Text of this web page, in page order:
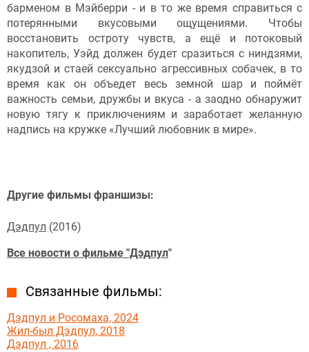
барменом в Мэйберри - и в то же время справиться с
потерянными вкусовыми ощущениями. Чтобы
восстановить остроту чувств, а ещё и потоковый
накопитель, Уэйд должен будет сразиться с ниндзями,
якудзой и стаей сексуально агрессивных собачек, в то
время как он объедет весь земной шар и поймёт
важность семьи, дружбы и вкуса - а заодно обнаружит
новую тягу к приключениям и заработает желанную
надпись на кружке «Лучший любовник в мире».
Другие фильмы франшизы:
Дэдпул (2016)
Все новости о фильме "Дэдпул"
Связанные фильмы:
Дэдпул и Росомаха, 2024
Жил-был Дэдпул, 2018
Дэдпул , 2016